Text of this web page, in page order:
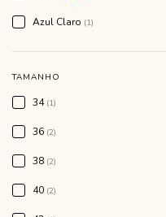
Azul Claro (1)
TAMANHO
34 (1)
36 (2)
38 (2)
40 (2)